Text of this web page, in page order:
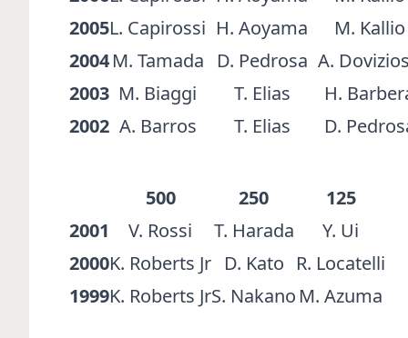
2005L. Capirossi H. Aoyama
M. Kallio
2004M. Tamada D. Pedrosa A.
2003 M. Biaggi T. Elias
H.
2002 A. Barros T. Elias D.
500 250
125
2001
V. Rossi T. Harada
Y. Ui
2000K. Roberts Jr D. Kato R. Locatelli
1999K. Roberts JrS. Nakano M. Azuma